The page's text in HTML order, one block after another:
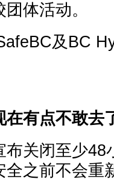
体活动。
及BC
在有点不敢去
关闭至少48
之前不会重